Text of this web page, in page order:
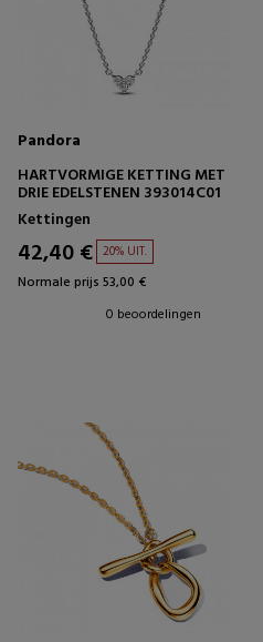
Pandora
HARTVORMIGE KETTING MET
DRIE EDELSTENEN 393014C01
Kettingen
42,40 € 20% UIT.
Normale prijs 53,00 €
0 beoordelingen